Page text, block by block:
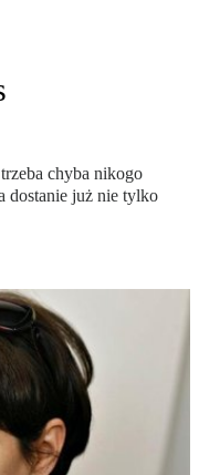
chyba nikogo
dostanie już nie tylko